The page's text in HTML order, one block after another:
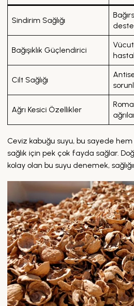
Sindirim Sağlığı
Bağışıklık Güçlendirici
Vücut
Cilt Sağlığı
Ağrı Kesici Özellikler
Ceviz kabuğu suyu, bu sayede
sağlık için pek çok fayda sağlar.
kolay olan bu suyu denemek,